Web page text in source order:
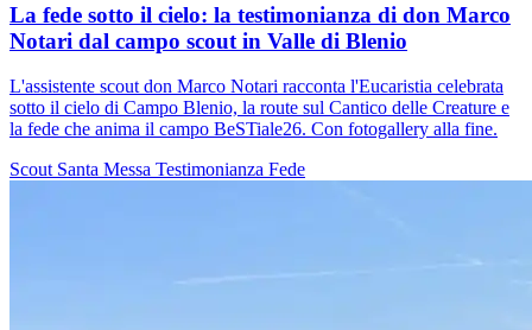
La fede sotto il cielo: la testimonianza di don Marco
Notari dal campo scout in Valle di Blenio
L'assistente scout don Marco Notari racconta l'Eucaristia celebrata
sotto il cielo di Campo Blenio, la route sul Cantico delle Creature e
la fede che anima il campo BeSTiale26. Con fotogallery alla fine.
Scout Santa Messa Testimonianza Fede